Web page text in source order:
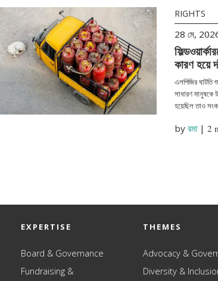
RIGHTS
28 মে,
কারণ হয়ে
এলপিজির ঘাটতি
সাধারণ মানুষকে
হয়েছিল তাও
by রমা| 2
EXPERTISE
Board & Governance
Fundraising &
THEMES
Advocacy &
Diversity &